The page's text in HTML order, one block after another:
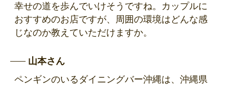
幸せの道を歩んでいけそうですね。カップルに
おすすめのお店ですが、周囲の環境はどんな感
じなのか教えていただけますか。
山本さん
ペンギンのいるダイニングバー沖縄は、沖縄県